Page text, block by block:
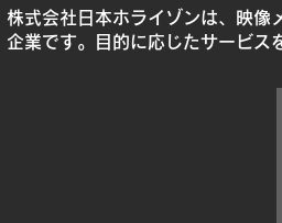
株式会社日本ホライゾンは、映像
企業です。目的に応じたサービス